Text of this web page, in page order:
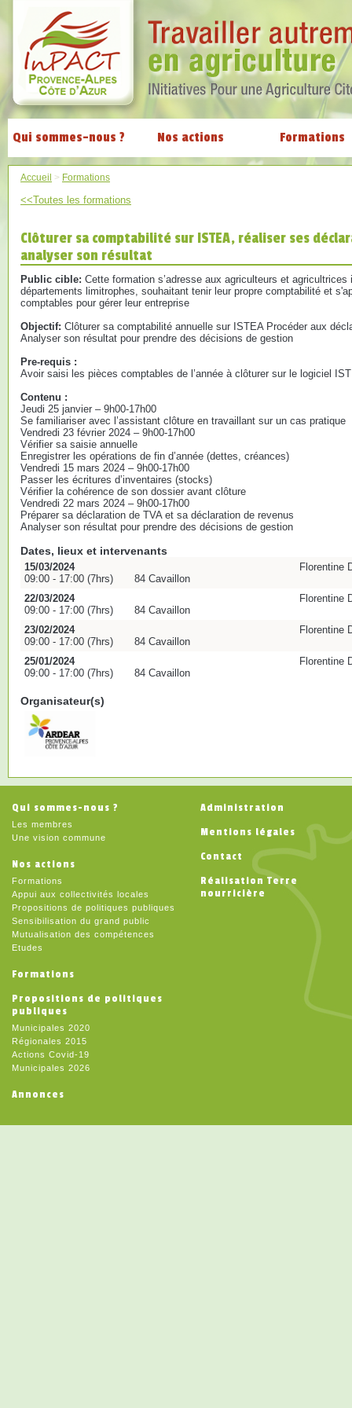
Qui sommes-nous ? Nos actions Formations
Accueil > Formations
<<Toutes les formations
Clôturer sa comptabilité sur ISTEA, réaliser ses
analyser son résultat
Public cible: Cette formation s’adresse aux agriculteurs et
départements limitrophes, souhaitant tenir leur propre comptabilité et
comptables pour gérer leur entreprise
Objectif: Clôturer sa comptabilité annuelle sur ISTEA Procéder aux
Analyser son résultat pour prendre des décisions de gestion
Pre-requis :
Avoir saisi les pièces comptables de l’année à clôturer sur le logiciel
Contenu :
Jeudi 25 janvier – 9h00-17h00
Se familiariser avec l’assistant clôture en travaillant sur un cas pratique
Vendredi 23 février 2024 – 9h00-17h00
Vérifier sa saisie annuelle
Enregistrer les opérations de fin d’année (dettes, créances)
Vendredi 15 mars 2024 – 9h00-17h00
Passer les écritures d’inventaires (stocks)
Vérifier la cohérence de son dossier avant clôture
Vendredi 22 mars 2024 – 9h00-17h00
Préparer sa déclaration de TVA et sa déclaration de revenus
Analyser son résultat pour prendre des décisions de gestion
Dates, lieux et intervenants
15/03/2024
09:00 - 17:00 (7hrs)
84 Cavaillon
Florentine
22/03/2024
09:00 - 17:00 (7hrs)
84 Cavaillon
Florentine
23/02/2024
09:00 - 17:00 (7hrs)
84 Cavaillon
Florentine
25/01/2024
09:00 - 17:00 (7hrs)
84 Cavaillon
Florentine
Organisateur(s)
Qui sommes-nous ?
Les membres
Une vision commune
Nos actions
Formations
Appui aux collectivités locales
Propositions de politiques publiques
Sensibilisation du grand public
Mutualisation des compétences
Etudes
Formations
Propositions de politiques
publiques
Municipales 2020
Régionales 2015
Actions Covid-19
Municipales 2026
Annonces
Administration
Mentions légales
Contact
Réalisation Terre
nourricière